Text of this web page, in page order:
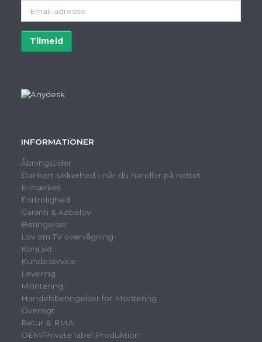
adresse
Tilmeld
INFORMATIONER
Åbningstider
Dankort sikkerhed - når du handler på nettet
E-mærket
Fortrolighed
Garanti & købelov
Betingelser
Lov om TV overvågning
Kontakt
Kundeservice
Levering
Montering
Handelsbetingelser for Montering
Oversigt
Retur & RMA
OEM/Private label Produktion